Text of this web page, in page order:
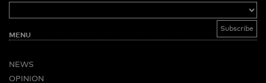
MENU
NEWS
OPINION